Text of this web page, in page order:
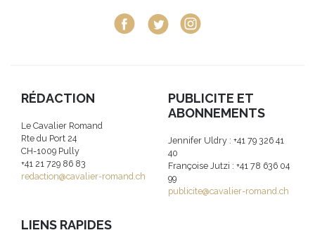
RÉDACTION
Le Cavalier Romand
Rte du Port 24
CH-1009 Pully
+41 21 729 86 83
redaction@cavalier-romand.ch
PUBLICITE ET
ABONNEMENTS
Jennifer Uldry : +41 79 326 41
40
Françoise Jutzi : +41 78 636 04
99
publicite@cavalier-romand.ch
LIENS RAPIDES